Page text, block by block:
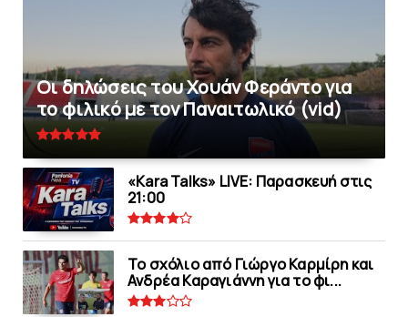
Οι δηλώσεις του Χουάν Φεράντο για
το φιλικό με τoν Παναιτωλικό (vid)
«Kara Talks» LIVE: Παρασκευή στις
21:00
Το σχόλιο από Γιώργο Καρμίρη και
Ανδρέα Καραγιάννη για το φι...